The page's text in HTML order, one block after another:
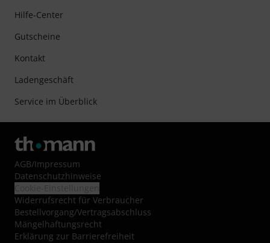
Hilfe-Center
Gutscheine
Kontakt
Ladengeschäft
Service im Überblick
AGB/Impressum
Datenschutzhinweise
Widerrufsrecht für Verbraucher
Bestellvorgang/Vertragsabschluss
Mängelhaftungsrecht
Erklärung zur Barrierefreiheit